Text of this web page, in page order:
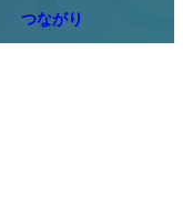
つながり